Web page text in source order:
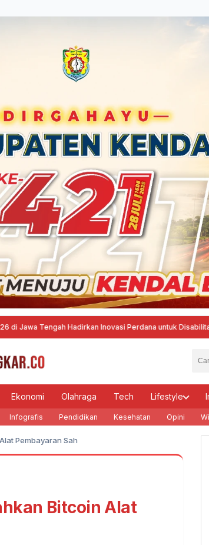
Hadirkan Inovasi Perdana untuk Disabilitas dan
Ekonomi Olahraga Tech Lifestyle
Infografis Pendidikan Kesehatan Opini
Pembayaran Sah
Bitcoin Alat